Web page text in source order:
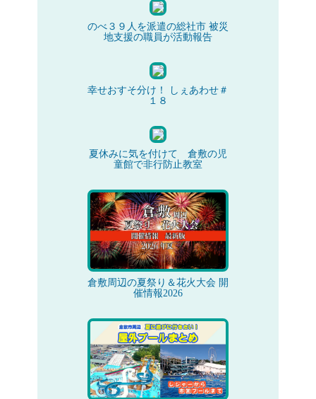
のべ３９人を派遣の総社市 被災
地支援の職員が活動報告
幸せおすそ分け！ しぇあわせ＃
１８
夏休みに気を付けて 倉敷の児
童館で非行防止教室
倉敷周辺の夏祭り＆花火大会 開
催情報2026